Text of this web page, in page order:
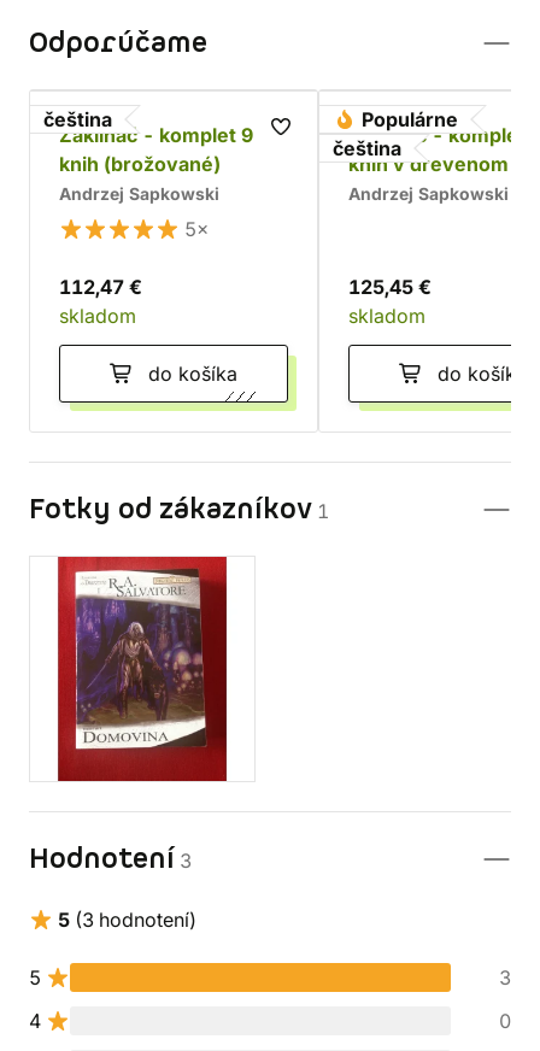
Odporúčame
čeština
Zaklínač - komplet 9
knih (brožované)
Andrzej Sapkowski
5×
112,47 €
skladom
do košíka
Populárne
čeština
Zaklínač - komplet
kníh v drevenom
Chrám
Andrzej Sapkowski
125,45 €
skladom
do košíka
Fotky od zákazníkov 1
Hodnotení 3
5 (3 hodnotení)
5
3
4
0